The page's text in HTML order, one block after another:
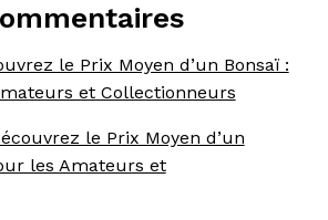
le Prix Moyen d’un Bonsaï :
et Collectionneurs
le Prix Moyen d’un
les Amateurs et